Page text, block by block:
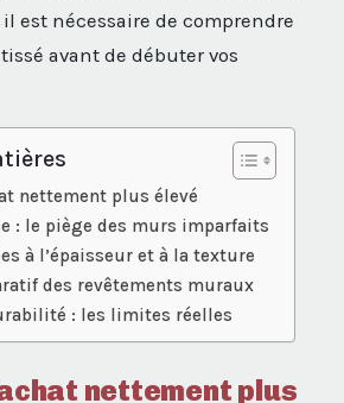
est nécessaire de comprendre
avant de débuter vos
nettement plus élevé
: le piège des murs imparfaits
à l’épaisseur et à la texture
des revêtements muraux
: les limites réelles
nettement plus